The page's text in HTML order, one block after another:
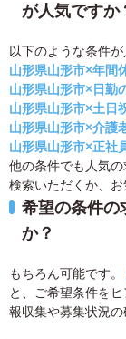
が人気ですか
以下のような条件が
山形県山形市×年間
山形県山形市×日勤
山形県山形市×土日
山形県山形市×介護
山形県山形市×正社
他の条件でも人気
検索いただくか、お
希望の条件の
か？
もちろん可能です。
と、ご希望条件を
報収集や募集状況の